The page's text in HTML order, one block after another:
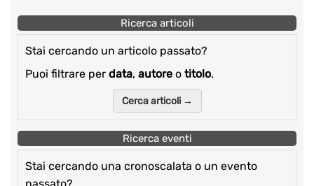
Ricerca articoli
Stai cercando un articolo passato?
Puoi filtrare per data, autore o titolo.
Cerca articoli →
Ricerca eventi
Stai cercando una cronoscalata o un evento